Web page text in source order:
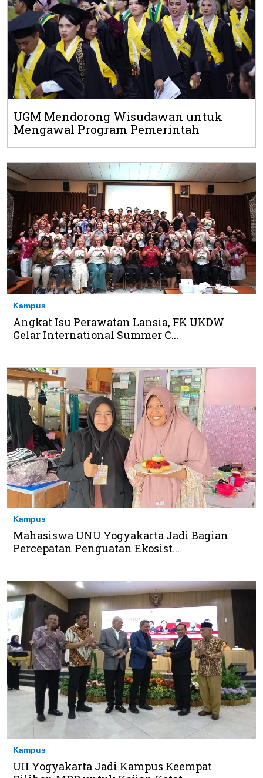
UGM Mendorong Wisudawan untuk
Mengawal Program Pemerintah
Kampus
Angkat Isu Perawatan Lansia, FK UKDW
Gelar International Summer C...
Kampus
Mahasiswa UNU Yogyakarta Jadi Bagian
Percepatan Penguatan Ekosist...
Kampus
UII Yogyakarta Jadi Kampus Keempat